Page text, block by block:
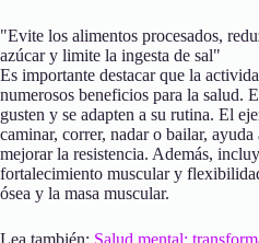
"Evite los alimentos procesados,
azúcar y limite la ingesta de sal"
Es importante destacar que la
numerosos beneficios para la salud.
gusten y se adapten a su rutina. El
caminar, correr, nadar o bailar,
mejorar la resistencia. Además,
fortalecimiento muscular y
ósea y la masa muscular.
Lea también: Salud mental: